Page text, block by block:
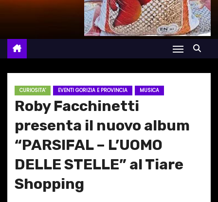
CURIOSITA' EVENTI GORIZIA E PROVINCIA MUSICA
Roby Facchinetti
presenta il nuovo album
“PARSIFAL – L’UOMO
DELLE STELLE” al Tiare
Shopping